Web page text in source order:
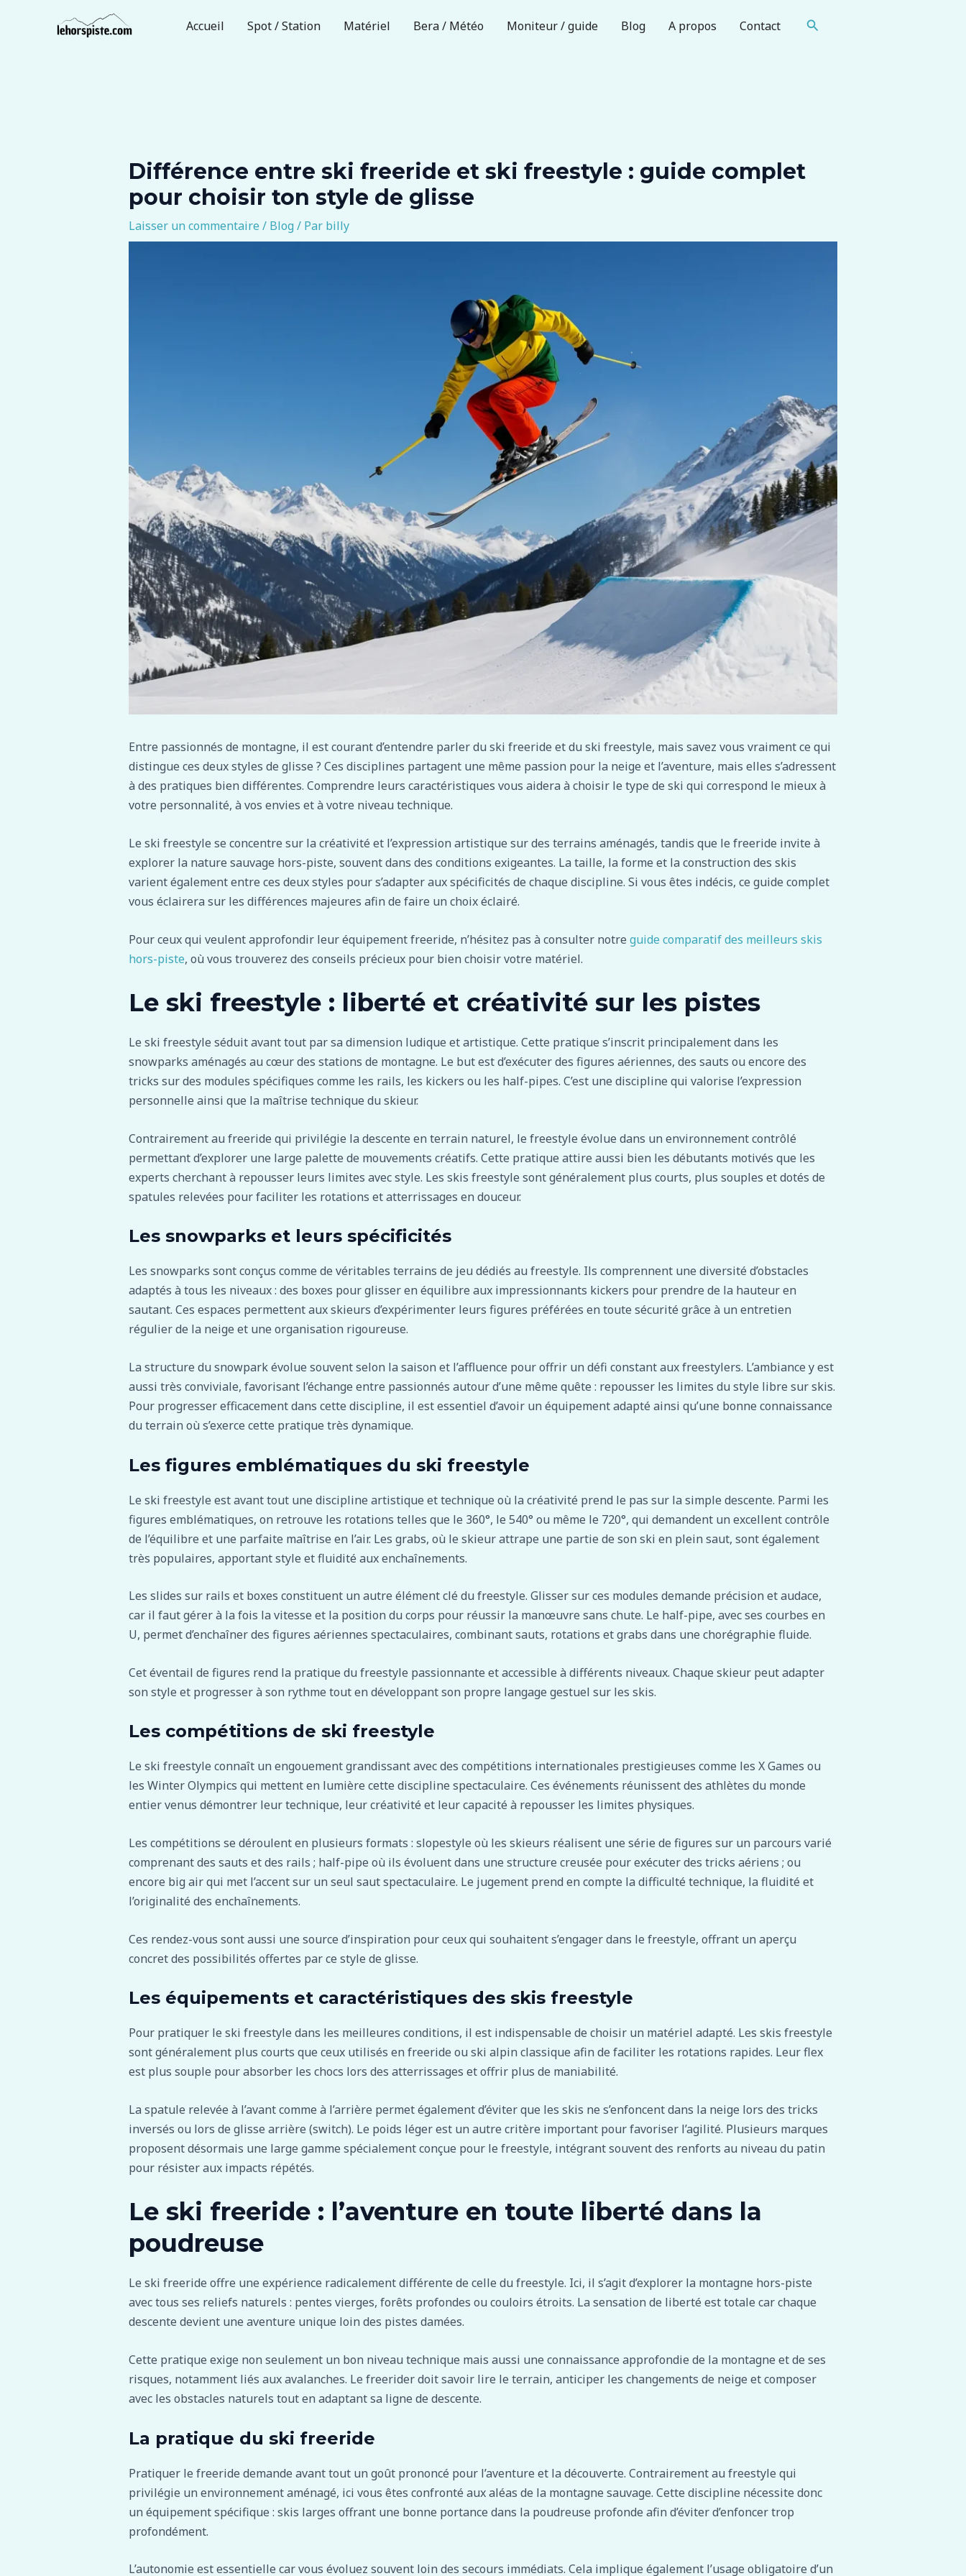
Accueil Spot / Station Matériel Bera / Météo Moniteur / guide Blog A propos Contact Rechercher
Différence entre ski freeride et ski freestyle : guide complet
pour choisir ton style de glisse
Laisser un commentaire / Blog / Par billy
Entre passionnés de montagne, il est courant d’entendre parler du ski freeride et du ski freestyle, mais savez vous vraiment ce qui
distingue ces deux styles de glisse ? Ces disciplines partagent une même passion pour la neige et l’aventure, mais elles s’adressent
à des pratiques bien différentes. Comprendre leurs caractéristiques vous aidera à choisir le type de ski qui correspond le mieux à
votre personnalité, à vos envies et à votre niveau technique.
Le ski freestyle se concentre sur la créativité et l’expression artistique sur des terrains aménagés, tandis que le freeride invite à
explorer la nature sauvage hors-piste, souvent dans des conditions exigeantes. La taille, la forme et la construction des skis
varient également entre ces deux styles pour s’adapter aux spécificités de chaque discipline. Si vous êtes indécis, ce guide complet
vous éclairera sur les différences majeures afin de faire un choix éclairé.
Pour ceux qui veulent approfondir leur équipement freeride, n’hésitez pas à consulter notre guide comparatif des meilleurs skis
hors-piste, où vous trouverez des conseils précieux pour bien choisir votre matériel.
Le ski freestyle : liberté et créativité sur les pistes
Le ski freestyle séduit avant tout par sa dimension ludique et artistique. Cette pratique s’inscrit principalement dans les
snowparks aménagés au cœur des stations de montagne. Le but est d’exécuter des figures aériennes, des sauts ou encore des
tricks sur des modules spécifiques comme les rails, les kickers ou les half-pipes. C’est une discipline qui valorise l’expression
personnelle ainsi que la maîtrise technique du skieur.
Contrairement au freeride qui privilégie la descente en terrain naturel, le freestyle évolue dans un environnement contrôlé
permettant d’explorer une large palette de mouvements créatifs. Cette pratique attire aussi bien les débutants motivés que les
experts cherchant à repousser leurs limites avec style. Les skis freestyle sont généralement plus courts, plus souples et dotés de
spatules relevées pour faciliter les rotations et atterrissages en douceur.
Les snowparks et leurs spécificités
Les snowparks sont conçus comme de véritables terrains de jeu dédiés au freestyle. Ils comprennent une diversité d’obstacles
adaptés à tous les niveaux : des boxes pour glisser en équilibre aux impressionnants kickers pour prendre de la hauteur en
sautant. Ces espaces permettent aux skieurs d’expérimenter leurs figures préférées en toute sécurité grâce à un entretien
régulier de la neige et une organisation rigoureuse.
La structure du snowpark évolue souvent selon la saison et l’affluence pour offrir un défi constant aux freestylers. L’ambiance y est
aussi très conviviale, favorisant l’échange entre passionnés autour d’une même quête : repousser les limites du style libre sur skis.
Pour progresser efficacement dans cette discipline, il est essentiel d’avoir un équipement adapté ainsi qu’une bonne connaissance
du terrain où s’exerce cette pratique très dynamique.
Les figures emblématiques du ski freestyle
Le ski freestyle est avant tout une discipline artistique et technique où la créativité prend le pas sur la simple descente. Parmi les
figures emblématiques, on retrouve les rotations telles que le 360°, le 540° ou même le 720°, qui demandent un excellent contrôle
de l’équilibre et une parfaite maîtrise en l’air. Les grabs, où le skieur attrape une partie de son ski en plein saut, sont également
très populaires, apportant style et fluidité aux enchaînements.
Les slides sur rails et boxes constituent un autre élément clé du freestyle. Glisser sur ces modules demande précision et audace,
car il faut gérer à la fois la vitesse et la position du corps pour réussir la manœuvre sans chute. Le half-pipe, avec ses courbes en
U, permet d’enchaîner des figures aériennes spectaculaires, combinant sauts, rotations et grabs dans une chorégraphie fluide.
Cet éventail de figures rend la pratique du freestyle passionnante et accessible à différents niveaux. Chaque skieur peut adapter
son style et progresser à son rythme tout en développant son propre langage gestuel sur les skis.
Les compétitions de ski freestyle
Le ski freestyle connaît un engouement grandissant avec des compétitions internationales prestigieuses comme les X Games ou
les Winter Olympics qui mettent en lumière cette discipline spectaculaire. Ces événements réunissent des athlètes du monde
entier venus démontrer leur technique, leur créativité et leur capacité à repousser les limites physiques.
Les compétitions se déroulent en plusieurs formats : slopestyle où les skieurs réalisent une série de figures sur un parcours varié
comprenant des sauts et des rails ; half-pipe où ils évoluent dans une structure creusée pour exécuter des tricks aériens ; ou
encore big air qui met l’accent sur un seul saut spectaculaire. Le jugement prend en compte la difficulté technique, la fluidité et
l’originalité des enchaînements.
Ces rendez-vous sont aussi une source d’inspiration pour ceux qui souhaitent s’engager dans le freestyle, offrant un aperçu
concret des possibilités offertes par ce style de glisse.
Les équipements et caractéristiques des skis freestyle
Pour pratiquer le ski freestyle dans les meilleures conditions, il est indispensable de choisir un matériel adapté. Les skis freestyle
sont généralement plus courts que ceux utilisés en freeride ou ski alpin classique afin de faciliter les rotations rapides. Leur flex
est plus souple pour absorber les chocs lors des atterrissages et offrir plus de maniabilité.
La spatule relevée à l’avant comme à l’arrière permet également d’éviter que les skis ne s’enfoncent dans la neige lors des tricks
inversés ou lors de glisse arrière (switch). Le poids léger est un autre critère important pour favoriser l’agilité. Plusieurs marques
proposent désormais une large gamme spécialement conçue pour le freestyle, intégrant souvent des renforts au niveau du patin
pour résister aux impacts répétés.
Le ski freeride : l’aventure en toute liberté dans la
poudreuse
Le ski freeride offre une expérience radicalement différente de celle du freestyle. Ici, il s’agit d’explorer la montagne hors-piste
avec tous ses reliefs naturels : pentes vierges, forêts profondes ou couloirs étroits. La sensation de liberté est totale car chaque
descente devient une aventure unique loin des pistes damées.
Cette pratique exige non seulement un bon niveau technique mais aussi une connaissance approfondie de la montagne et de ses
risques, notamment liés aux avalanches. Le freerider doit savoir lire le terrain, anticiper les changements de neige et composer
avec les obstacles naturels tout en adaptant sa ligne de descente.
La pratique du ski freeride
Pratiquer le freeride demande avant tout un goût prononcé pour l’aventure et la découverte. Contrairement au freestyle qui
privilégie un environnement aménagé, ici vous êtes confronté aux aléas de la montagne sauvage. Cette discipline nécessite donc
un équipement spécifique : skis larges offrant une bonne portance dans la poudreuse profonde afin d’éviter d’enfoncer trop
profondément.
L’autonomie est essentielle car vous évoluez souvent loin des secours immédiats. Cela implique également l’usage obligatoire d’un
des